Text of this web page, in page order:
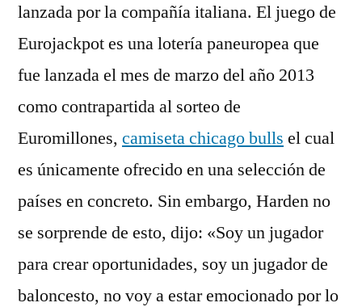
lanzada por la compañía italiana. El juego de
Eurojackpot es una lotería paneuropea que
fue lanzada el mes de marzo del año 2013
como contrapartida al sorteo de
Euromillones, camiseta chicago bulls el cual
es únicamente ofrecido en una selección de
países en concreto. Sin embargo, Harden no
se sorprende de esto, dijo: «Soy un jugador
para crear oportunidades, soy un jugador de
baloncesto, no voy a estar emocionado por lo